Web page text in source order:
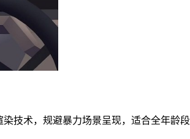
染技术，规避暴力场景呈现，适合全年龄